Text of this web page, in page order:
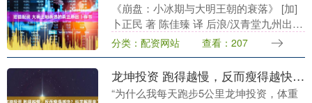
《崩盘：小冰期与大明王朝的衰落》 [加]
卜正民 著 陈佳臻 译 后浪/汉青堂九州出版
社 2025年7月 加拿大汉学家卜正民是海外
明清史研究的代表人物，对全球史....
分类：配资网站 查看：207
龙坤投资 跑得越慢，反而瘦得越快？科学解释来了
“为什么我每天跑步5公里龙坤投资，体重